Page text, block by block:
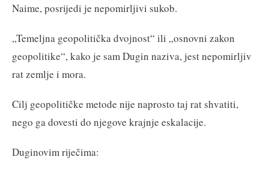
Naime, posrijedi je nepomirljivi sukob.
„Temeljna geopolitička dvojnost“ ili „osnovni zakon
geopolitike“, kako je sam Dugin naziva, jest nepomirljiv
rat zemlje i mora.
Cilj geopolitičke metode nije naprosto taj rat shvatiti,
nego ga dovesti do njegove krajnje eskalacije.
Duginovim riječima: